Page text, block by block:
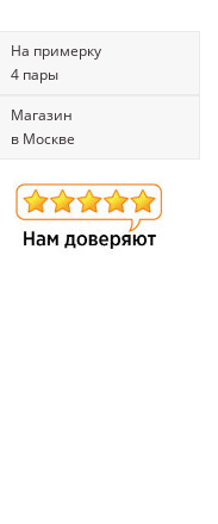
На примерку
4 пары
Магазин
в Москве